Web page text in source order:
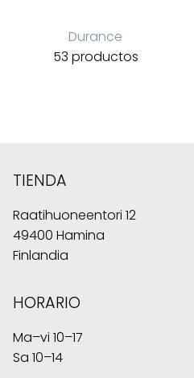
Durance
53 productos
TIENDA
Raatihuoneentori 12
49400 Hamina
Finlandia
HORARIO
Ma–vi 10–17
Sa 10–14